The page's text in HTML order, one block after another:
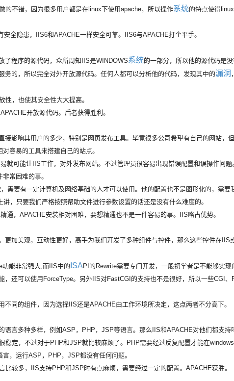
不错，因为很多用户都是在linux下使用apache，所以操作系统的特点使得
隐患，IIS6和APACHE一样安全可靠。IIS6与APACHE打个平手。
程序的源代码，众所周知IIS是WINDOWS系统的一部分，所以他的源代码是
务的，所以完全对外开放源代码。任何人都可以分析他的代码，发现其中的漏洞
，也使其安全性大大提高。
开放源代码。后者获得胜利。
响其用户的多少，特别是网页发布工具。毕竟很多公司希望有自己的网站，
容易的工具来搭建自己的站点。
可能让IIS工作，对外发布网站。不过管理员很容易出现错误配置和误操作问题
常困难的事。
要有一定计算机及网络基础的人才可以使用。他的配置也不是图形化的，需要
，只要我们严格按照帮助文件进行参数设置的话还是没有什么难度的。
APACHE安装相对困难，要想精通也不是一件容易的事。IIS略占优势。
美观，互动性更好，高手为我们开发了多种组件与控件，那么这些控件在IIS
能非常强大,而IIS中的 ISA PI的Rewrite需要专门开发，一般初学者是不能够实
，还可以使用ForceType。另外IIS对FastCGI的支持也不是很好，所以一些CGI、
的组件，因为选择IIS还是APACHE由工作环境所决定，这点两者不分高下。
言多种多样，例如ASP，PHP，JSP等语言。那么IIS和APACHE对他们都支持
，不过对于PHP和JSP就比较麻烦了。PHP需要经过反复配置才能在
，运行ASP，PHP，JSP都没有任何问题。
多，IIS支持PHP和JSP时有点麻烦，需要经过一定的配置。APACHE获胜。